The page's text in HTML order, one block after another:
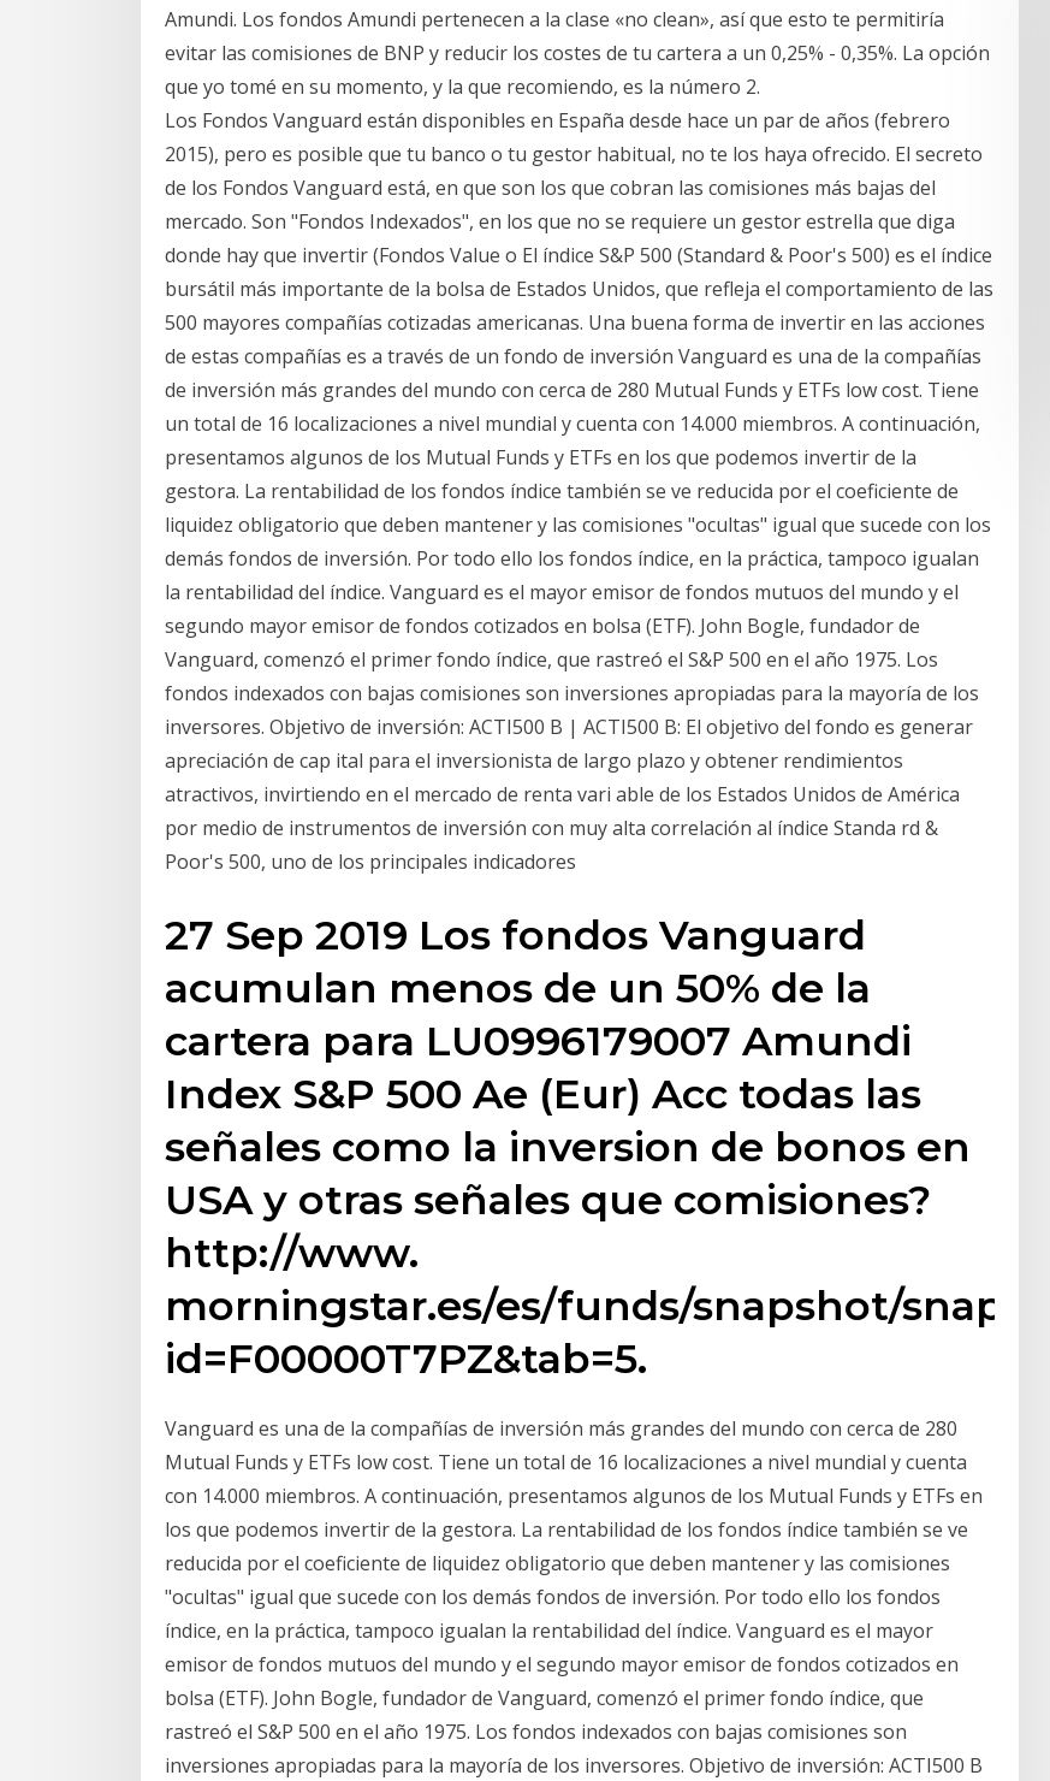
Amundi. Los fondos Amundi pertenecen a la clase «no clean», así que esto te permitiría
evitar las comisiones de BNP y reducir los costes de tu cartera a un 0,25% - 0,35%. La opción
que yo tomé en su momento, y la que recomiendo, es la número 2.
Los Fondos Vanguard están disponibles en España desde hace un par de años (febrero
2015), pero es posible que tu banco o tu gestor habitual, no te los haya ofrecido. El secreto
de los Fondos Vanguard está, en que son los que cobran las comisiones más bajas del
mercado. Son "Fondos Indexados", en los que no se requiere un gestor estrella que diga
donde hay que invertir (Fondos Value o El índice S&P 500 (Standard & Poor's 500) es el índice
bursátil más importante de la bolsa de Estados Unidos, que refleja el comportamiento de las
500 mayores compañías cotizadas americanas. Una buena forma de invertir en las acciones
de estas compañías es a través de un fondo de inversión Vanguard es una de la compañías
de inversión más grandes del mundo con cerca de 280 Mutual Funds y ETFs low cost. Tiene
un total de 16 localizaciones a nivel mundial y cuenta con 14.000 miembros. A continuación,
presentamos algunos de los Mutual Funds y ETFs en los que podemos invertir de la
gestora. La rentabilidad de los fondos índice también se ve reducida por el coeficiente de
liquidez obligatorio que deben mantener y las comisiones "ocultas" igual que sucede con los
demás fondos de inversión. Por todo ello los fondos índice, en la práctica, tampoco igualan
la rentabilidad del índice. Vanguard es el mayor emisor de fondos mutuos del mundo y el
segundo mayor emisor de fondos cotizados en bolsa (ETF). John Bogle, fundador de
Vanguard, comenzó el primer fondo índice, que rastreó el S&P 500 en el año 1975. Los
fondos indexados con bajas comisiones son inversiones apropiadas para la mayoría de los
inversores. Objetivo de inversión: ACTI500 B | ACTI500 B: El objetivo del fondo es generar
apreciación de cap ital para el inversionista de largo plazo y obtener rendimientos
atractivos, invirtiendo en el mercado de renta vari able de los Estados Unidos de América
por medio de instrumentos de inversión con muy alta correlación al índice Standa rd &
Poor's 500, uno de los principales indicadores
27 Sep 2019 Los fondos Vanguard
acumulan menos de un 50% de la
cartera para LU0996179007 Amundi
Index S&P 500 Ae (Eur) Acc todas las
señales como la inversion de bonos en
USA y otras señales que comisiones?
http://www.
morningstar.es/es/funds/snapshot/
id=F00000T7PZ&tab=5.
Vanguard es una de la compañías de inversión más grandes del mundo con cerca de 280
Mutual Funds y ETFs low cost. Tiene un total de 16 localizaciones a nivel mundial y cuenta
con 14.000 miembros. A continuación, presentamos algunos de los Mutual Funds y ETFs en
los que podemos invertir de la gestora. La rentabilidad de los fondos índice también se ve
reducida por el coeficiente de liquidez obligatorio que deben mantener y las comisiones
"ocultas" igual que sucede con los demás fondos de inversión. Por todo ello los fondos
índice, en la práctica, tampoco igualan la rentabilidad del índice. Vanguard es el mayor
emisor de fondos mutuos del mundo y el segundo mayor emisor de fondos cotizados en
bolsa (ETF). John Bogle, fundador de Vanguard, comenzó el primer fondo índice, que
rastreó el S&P 500 en el año 1975. Los fondos indexados con bajas comisiones son
inversiones apropiadas para la mayoría de los inversores. Objetivo de inversión: ACTI500 B